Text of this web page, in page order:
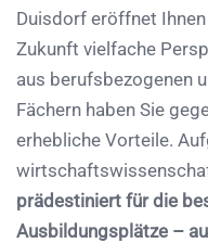
Duisdorf eröffnet
Zukunft vielfache
aus berufsbezogenen
Fächern haben Sie
erhebliche Vorteile.
prädestiniert für die
Ausbildungsplätze –